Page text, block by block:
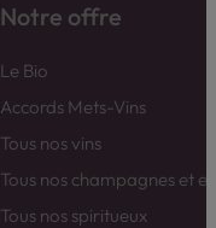
Notre offre
Le Bio
Accords Mets-Vins
Tous nos vins
Tous nos champagnes et
Tous nos spiritueux